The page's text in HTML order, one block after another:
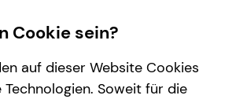
Cookie sein?
auf dieser Website Cookies
Technologien. Soweit für die